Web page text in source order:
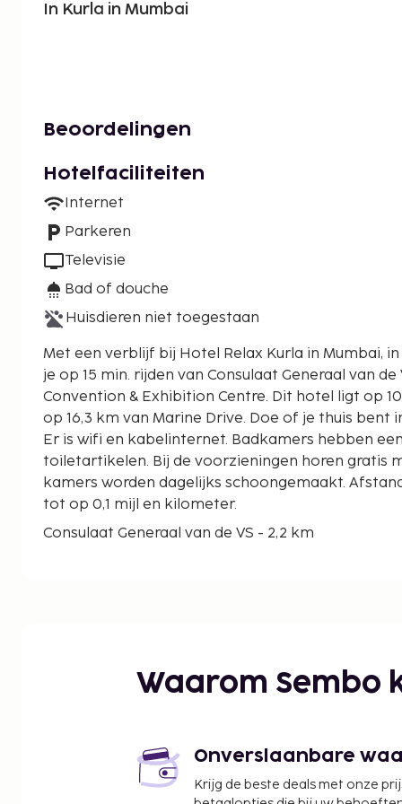
In Kurla in Mumbai
Beoordelingen
Hotelfaciliteiten
Internet
Parkeren
Televisie
Bad of douche
Huisdieren niet toegestaan
Met een verblijf bij Hotel Relax Kurla in Mumbai, in de buurt Kurla, bevind je
je op 15 min. rijden van Consulaat Generaal van de
Convention & Exhibition Centre. Dit hotel ligt op 10,2 km van Juhu Beach en
op 16,3 km van Marine Drive. Doe of je thuis bent
Er is wifi en kabelinternet. Badkamers hebben
toiletartikelen. Bij de voorzieningen horen gratis
kamers worden dagelijks schoongemaakt.
tot op 0,1 mijl en kilometer.
Consulaat Generaal van de VS - 2,2 km
Tata Institute of Social Sciences - 4,4 km
R City Mall - 8 km
Ziekenhuis en Medisch Onderzoekscentrum P.D.
Mahim Beach - 8,4 km
Waarom Sembo
Onverslaanbare
Krijg de beste deals met onze